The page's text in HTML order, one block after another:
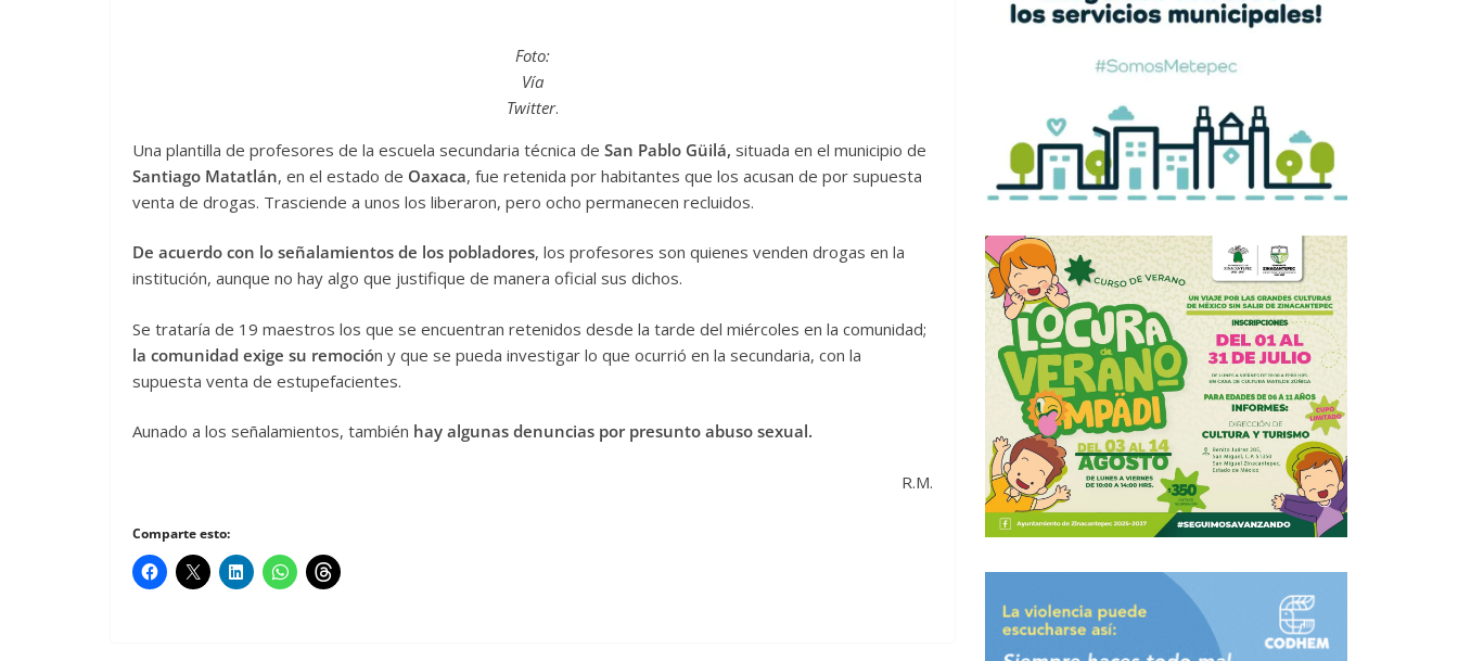
Foto:
Vía
Twitter.
Una plantilla de profesores de la escuela secundaria técnica de San Pablo Güilá, situada en el municipio de
Santiago Matatlán, en el estado de Oaxaca, fue retenida por habitantes que los acusan de por supuesta
venta de drogas. Trasciende a unos los liberaron, pero ocho permanecen recluidos.
De acuerdo con lo señalamientos de los pobladores, los profesores son quienes venden drogas en la
institución, aunque no hay algo que justifique de manera oficial sus dichos.
Se trataría de 19 maestros los que se encuentran retenidos desde la tarde del miércoles en la comunidad;
la comunidad exige su remoción y que se pueda investigar lo que ocurrió en la secundaria, con la
supuesta venta de estupefacientes.
Aunado a los señalamientos, también hay algunas denuncias por presunto abuso sexual.
R.M.
Comparte esto: